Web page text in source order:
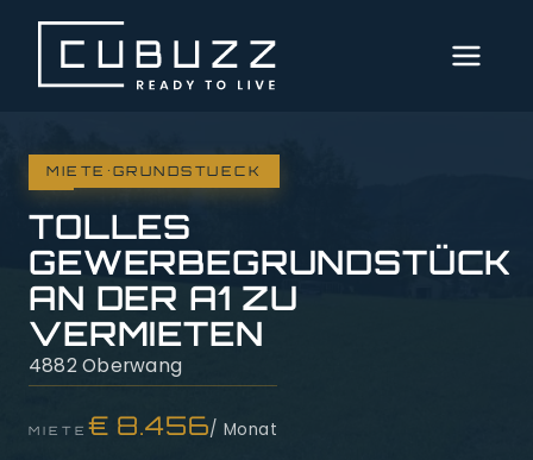
MENÜ
AKTUELLE
IMMOBILIEN
DIENSTLEISTUNGEN
ÜBER
UNS
MIETE · GRUNDSTUECK
TOLLES
GEWERBEGRUNDSTÜCK
AN DER A1 ZU
VERMIETEN
4882 Oberwang
MIETE € 8.456/ Monat